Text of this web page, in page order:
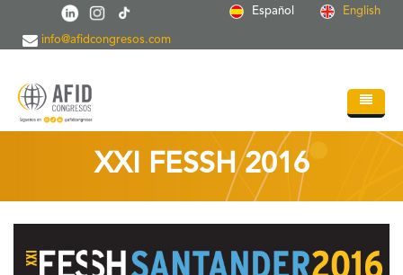
Skip to main content Español English
info@afidcongresos.com
Events
XXI FESSH 2016